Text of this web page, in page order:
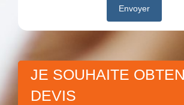
JE SOUHAITE
DEVIS